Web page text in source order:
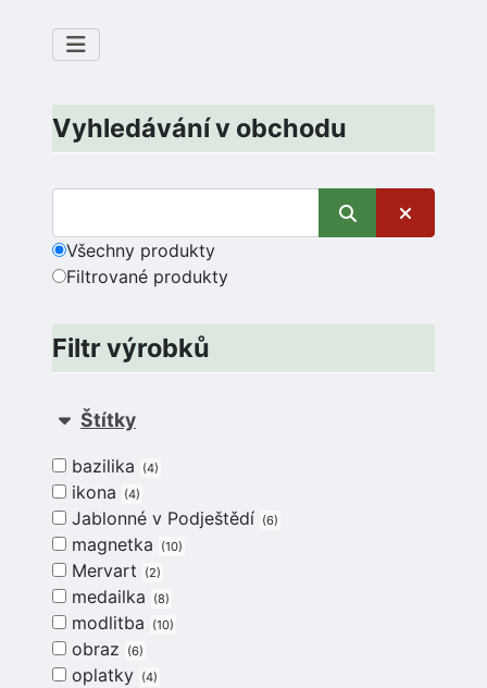
Vyhledávání v obchodu
Všechny produkty
Filtrované produkty
Filtr výrobků
Štítky
bazilika 4
ikona 4
Jablonné v Podještědí 6
magnetka 10
Mervart 2
medailka 8
modlitba 10
obraz 6
oplatky 4